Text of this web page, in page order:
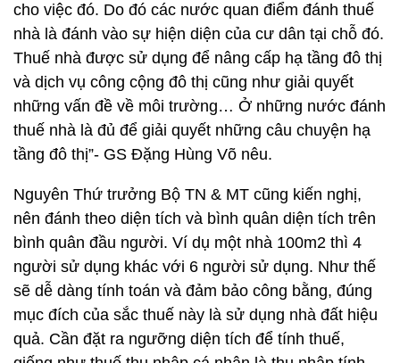
cho việc đó. Do đó các nước quan điểm đánh thuế
nhà là đánh vào sự hiện diện của cư dân tại chỗ đó.
Thuế nhà được sử dụng để nâng cấp hạ tầng đô thị
và dịch vụ công cộng đô thị cũng như giải quyết
những vấn đề về môi trường… Ở những nước đánh
thuế nhà là đủ để giải quyết những câu chuyện hạ
tầng đô thị”- GS Đặng Hùng Võ nêu.
Nguyên Thứ trưởng Bộ TN & MT cũng kiến nghị,
nên đánh theo diện tích và bình quân diện tích trên
bình quân đầu người. Ví dụ một nhà 100m2 thì 4
người sử dụng khác với 6 người sử dụng. Như thế
sẽ dễ dàng tính toán và đảm bảo công bằng, đúng
mục đích của sắc thuế này là sử dụng nhà đất hiệu
quả. Cần đặt ra ngưỡng diện tích để tính thuế,